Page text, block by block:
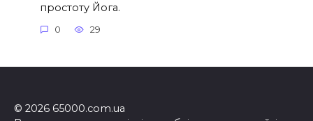
простоту Йога.
0 29
© 2026 65000.com.ua